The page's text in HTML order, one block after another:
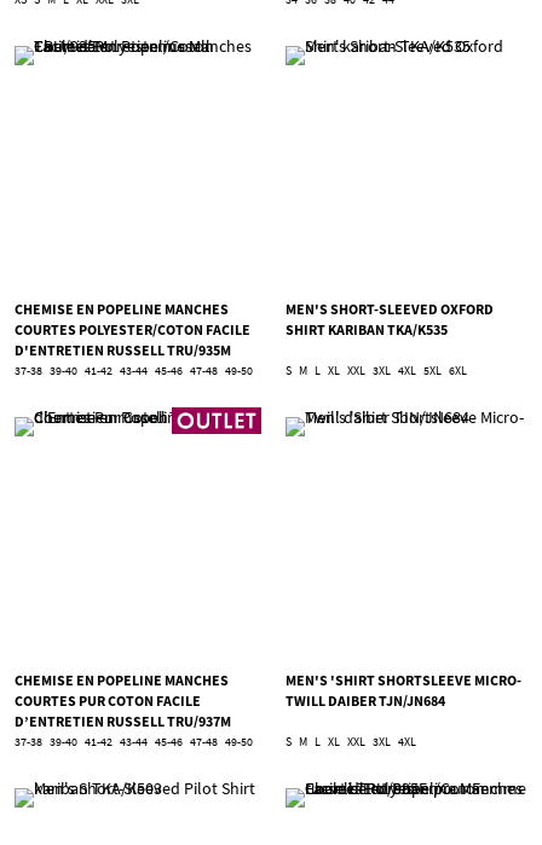
CHEMISE EN POPELINE MANCHES
COURTES POLYESTER/COTON FACILE
D'ENTRETIEN RUSSELL TRU/935M
37-38 39-40 41-42 43-44 45-46 47-48 49-50
MEN'S SHORT-SLEEVED OXFORD
SHIRT KARIBAN TKA/K535
S M L XL XXL 3XL 4XL 5XL 6XL
CHEMISE EN POPELINE MANCHES
COURTES PUR COTON FACILE
D’ENTRETIEN RUSSELL TRU/937M
37-38 39-40 41-42 43-44 45-46 47-48 49-50
MEN'S 'SHIRT SHORTSLEEVE MICRO-
TWILL DAIBER TJN/JN684
S M L XL XXL 3XL 4XL